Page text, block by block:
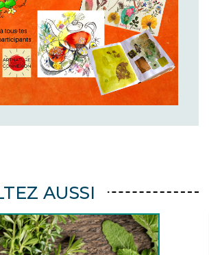
AUSSI